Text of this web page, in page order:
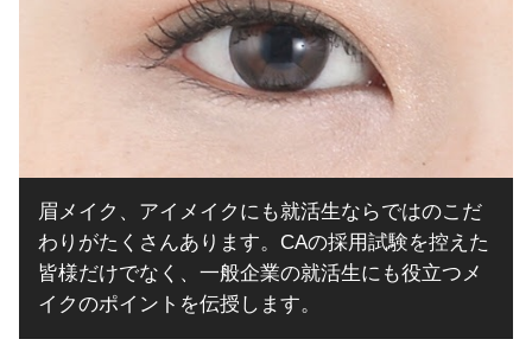
眉メイク、アイメイクにも就活生ならではのこだ
わりがたくさんあります。CAの採用試験を控えた
皆様だけでなく、一般企業の就活生にも役立つメ
イクのポイントを伝授します。